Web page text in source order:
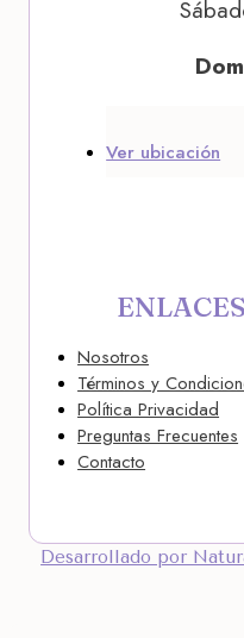
Ver ubicación
Nosotros
Términos y
Política Privacidad
Preguntas Frecuentes
Contacto
Desarrollado por